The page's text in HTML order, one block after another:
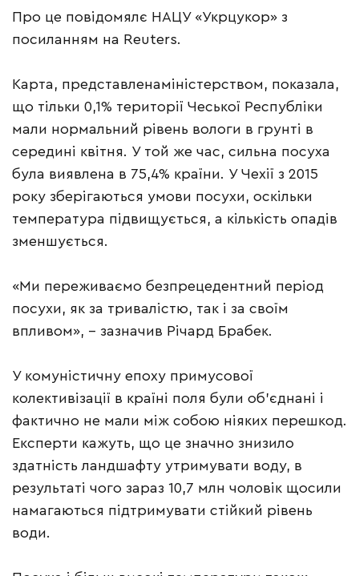
Про це повідомялє НАЦУ «Укрцукор» з
посиланням на Reuters.
Карта, представлена ​​міністерством, показала,
що тільки 0,1% території Чеської Республіки
мали нормальний рівень вологи в грунті в
середині квітня. У той же час, сильна посуха
була виявлена ​​в 75,4% країни. У Чехії з 2015
року зберігаються умови посухи, оскільки
температура підвищується, а кількість опадів
зменшується.
«Ми переживаємо безпрецедентний період
посухи, як за тривалістю, так і за своїм
впливом», – зазначив Річард Брабек.
У комуністичну епоху примусової
колективізації в країні поля були об’єднані і
фактично не мали між собою ніяких перешкод.
Експерти кажуть, що це значно знизило
здатність ландшафту утримувати воду, в
результаті чого зараз 10,7 млн ​​чоловік щосили
намагаються підтримувати стійкий рівень
води.